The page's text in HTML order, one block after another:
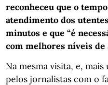
reconheceu que o
atendimento dos
minutos e que “é
com melhores níveis de
Na mesma visita, e,
pelos jornalistas com o